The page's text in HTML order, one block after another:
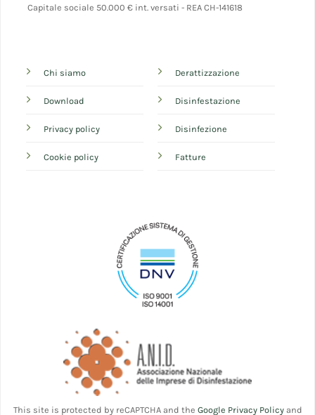
Capitale sociale 50.000 € int. versati - REA CH-141618
Chi siamo
Download
Privacy policy
Cookie policy
Derattizzazione
Disinfestazione
Disinfezione
Fatture
This site is protected by reCAPTCHA and the Google Privacy Policyand